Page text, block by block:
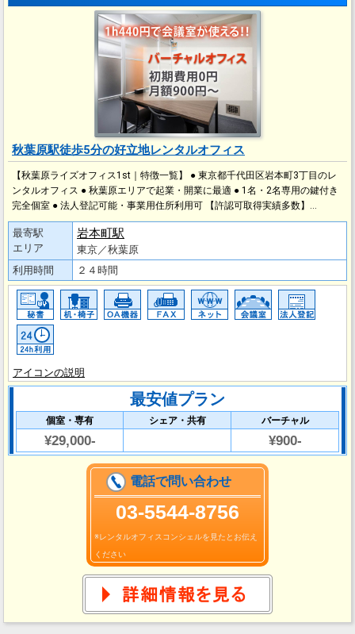
秋葉原駅徒歩5分の好立地レンタルオフィス
【秋葉原ライズオフィス1st｜特徴一覧】 ● 東京都千代田区岩本町3丁目のレ
ンタルオフィス ● 秋葉原エリアで起業・開業に最適 ● 1名・2名専用の鍵付き
完全個室 ● 法人登記可能・事業用住所利用可 【許認可取得実績多数】…
最寄駅
エリア
岩本町駅
東京／秋葉原
利用時間
２４時間
アイコンの説明
最安値プラン
個室・専有 シェア・共有 バーチャル
¥29,000- ¥900-
電話で問い合わせ
03‐5544-8756
※レンタルオフィスコンシェルを見たとお伝え
ください